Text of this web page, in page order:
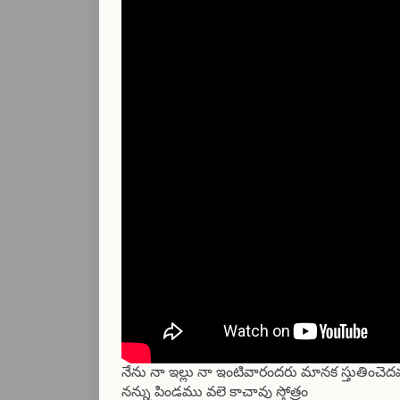
నేను నా ఇల్లు నా ఇంటివారందరు మానక
నన్ను పిండము వలె కాచావు స్తోత్రం